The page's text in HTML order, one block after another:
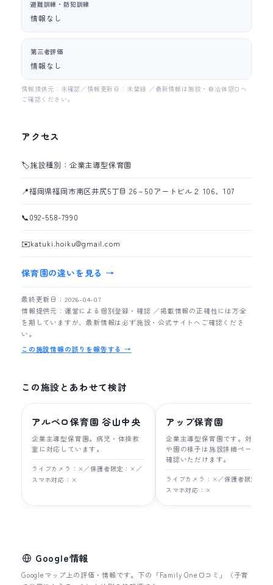
避難訓練・防犯訓練
情報なし
第三者評価
情報なし
情報提供元：未確認／情報更新日：未登録 ／最新情報は施設・自治体窓口へ
ご確認ください。
アクセス
🏷️施設種別：企業主導型保育園
📍福岡県福岡市南区井尻5丁目 26－50アートビル２ 106、107
📞092-558-7990
✉️katuki.hoiku@gmail.com
保育園の違いを見る →
最終更新日：2026-04-07
情報提供元：運営による個別登録・確認 ／掲載情報の正確性には万全
を期していますが、最新情報は必ず施設・公式サイトへご確認くださ
い。
この施設情報の誤りを報告する →
この施設とあわせて検討
アルベロ保育園 谷山中央
企業主導型保育園。病児・体操教
室に対応しています。
ライブカメラ：×／保護者限定：×／
スマホ対応：×
アップ保育園
企業主導型保育園です。対象年
や園の様子は施設詳細ページでご
確認いただけます。
ライブカメラ：×／保護者限定：×
スマホ対応：×
Google情報
Googleマップ上の評価・情報です。下の「Family One口コミ」（子育